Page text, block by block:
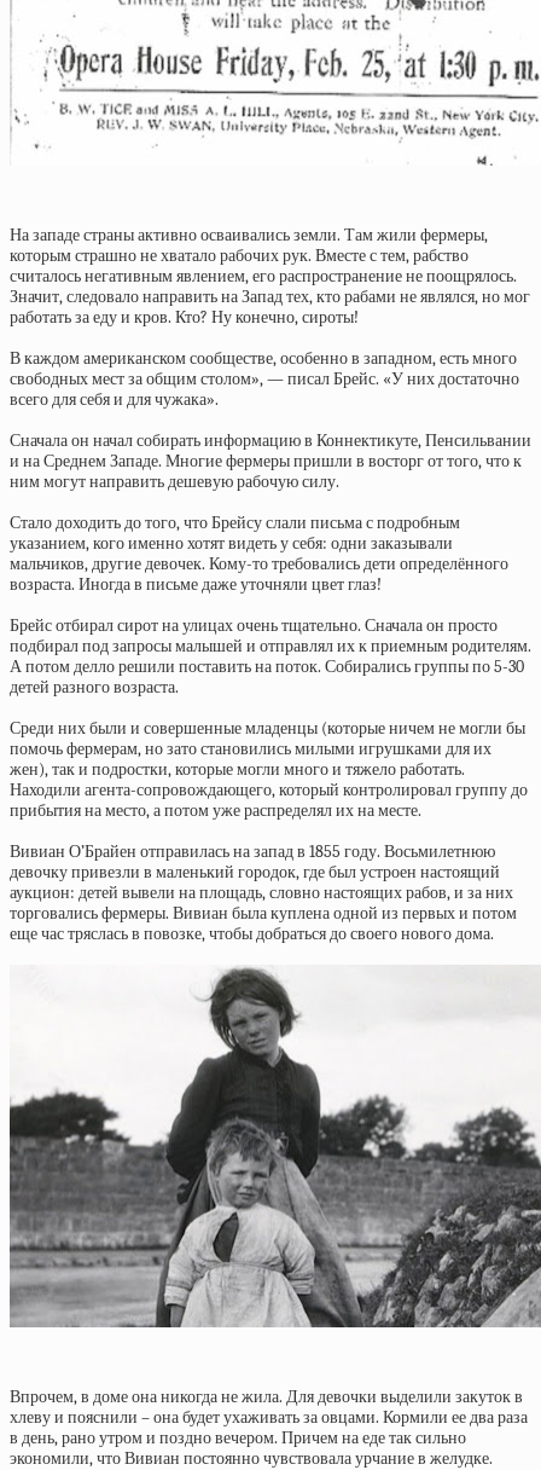
На западе страны активно осваивались земли. Там жили фермеры,
которым страшно не хватало рабочих рук. Вместе с тем, рабство
считалось негативным явлением, его распространение не поощрялось.
Значит, следовало направить на Запад тех, кто рабами не являлся, но мог
работать за еду и кров. Кто? Ну конечно, сироты!
В каждом американском сообществе, особенно в западном, есть много
свободных мест за общим столом», — писал Брейс. «У них достаточно
всего для себя и для чужака».
Сначала он начал собирать информацию в Коннектикуте, Пенсильвании
и на Среднем Западе. Многие фермеры пришли в восторг от того, что к
ним могут направить дешевую рабочую силу.
Стало доходить до того, что Брейсу слали письма с подробным
указанием, кого именно хотят видеть у себя: одни заказывали
мальчиков, другие девочек. Кому-то требовались дети определённого
возраста. Иногда в письме даже уточняли цвет глаз!
Брейс отбирал сирот на улицах очень тщательно. Сначала он просто
подбирал под запросы малышей и отправлял их к приемным родителям.
А потом делло решили поставить на поток. Собирались группы по 5-30
детей разного возраста.
Среди них были и совершенные младенцы (которые ничем не могли бы
помочь фермерам, но зато становились милыми игрушками для их
жен), так и подростки, которые могли много и тяжело работать.
Находили агента-сопровождающего, который контролировал группу до
прибытия на место, а потом уже распределял их на месте.
Вивиан О’Брайен отправилась на запад в 1855 году. Восьмилетнюю
девочку привезли в маленький городок, где был устроен настоящий
аукцион: детей вывели на площадь, словно настоящих рабов, и за них
торговались фермеры. Вивиан была куплена одной из первых и потом
еще час тряслась в повозке, чтобы добраться до своего нового дома.
Впрочем, в доме она никогда не жила. Для девочки выделили закуток в
хлеву и пояснили – она будет ухаживать за овцами. Кормили ее два раза
в день, рано утром и поздно вечером. Причем на еде так сильно
экономили, что Вивиан постоянно чувствовала урчание в желудке.